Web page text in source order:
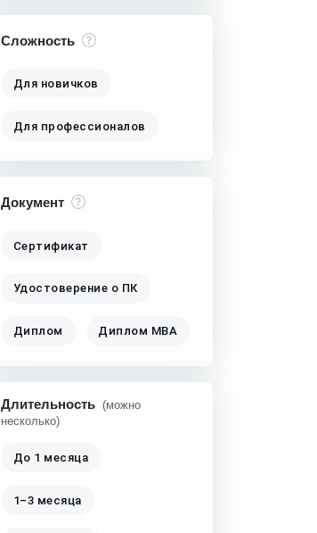
Сложность
Для новичков
Для профессионалов
Документ
Сертификат
Удостоверение о ПК
Диплом Диплом MBA
Длительность (можно
несколько)
До 1 месяца
1–3 месяца